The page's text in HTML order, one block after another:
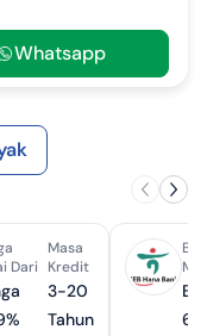
Whatsapp
Dari
Masa
Kredit
3-20
Tahun